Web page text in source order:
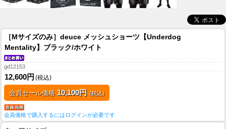
［Mサイズのみ］deuce メッシュショーツ【Underdog
Mentality】ブラック/ホワイト
gd12153
12,600円 (税込)
会員セール価格 10,100円 (税込)
会員価格で購入するにはログインが必要です